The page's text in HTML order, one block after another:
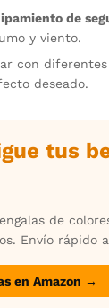
de
y viento.
con diferentes
deseado.
tus
de
Envío rápido
en Amazon →